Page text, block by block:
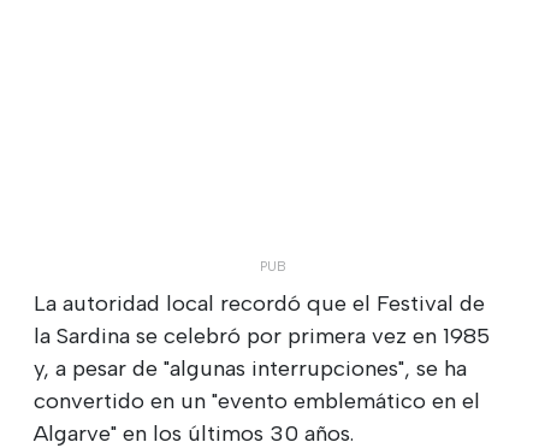
La autoridad local recordó que el Festival de
la Sardina se celebró por primera vez en 1985
y, a pesar de "algunas interrupciones", se ha
convertido en un "evento emblemático en el
Algarve" en los últimos 30 años.